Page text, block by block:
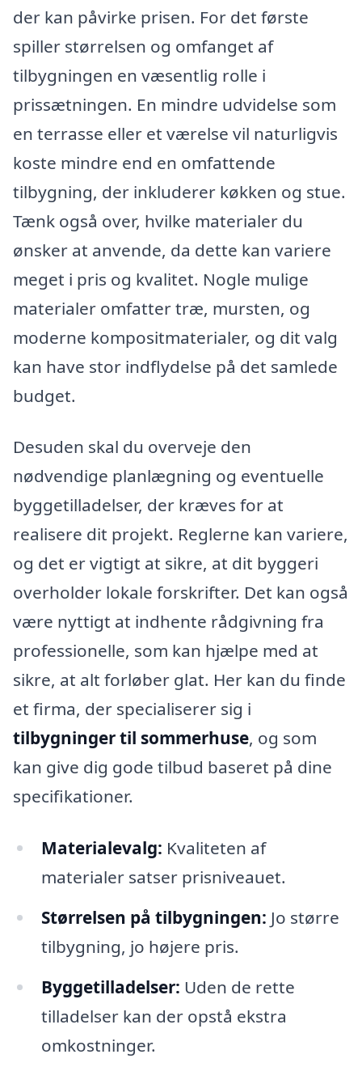
der kan påvirke prisen. For det første
spiller størrelsen og omfanget af
tilbygningen en væsentlig rolle i
prissætningen. En mindre udvidelse som
en terrasse eller et værelse vil naturligvis
koste mindre end en omfattende
tilbygning, der inkluderer køkken og stue.
Tænk også over, hvilke materialer du
ønsker at anvende, da dette kan variere
meget i pris og kvalitet. Nogle mulige
materialer omfatter træ, mursten, og
moderne kompositmaterialer, og dit valg
kan have stor indflydelse på det samlede
budget.
Desuden skal du overveje den
nødvendige planlægning og eventuelle
byggetilladelser, der kræves for at
realisere dit projekt. Reglerne kan variere,
og det er vigtigt at sikre, at dit byggeri
overholder lokale forskrifter. Det kan også
være nyttigt at indhente rådgivning fra
professionelle, som kan hjælpe med at
sikre, at alt forløber glat. Her kan du finde
et firma, der specialiserer sig i
tilbygninger til sommerhuse, og som
kan give dig gode tilbud baseret på dine
specifikationer.
Materialevalg: Kvaliteten af
materialer satser prisniveauet.
Størrelsen på tilbygningen: Jo større
tilbygning, jo højere pris.
Byggetilladelser: Uden de rette
tilladelser kan der opstå ekstra
omkostninger.